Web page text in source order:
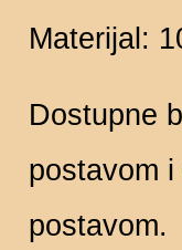
Materijal:
Dostupne
postavom
postavom.